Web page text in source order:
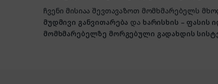
ჩვენი მისიაა შევთავაზოთ მომხმარებელს
მუდმივი განვითარება და ხარისხის – ფასის
მომხმარებელზე მორგებული გადახდის